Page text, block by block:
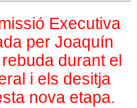
Executiva
per Joaquín
durant el
i els desitja
nova etapa.